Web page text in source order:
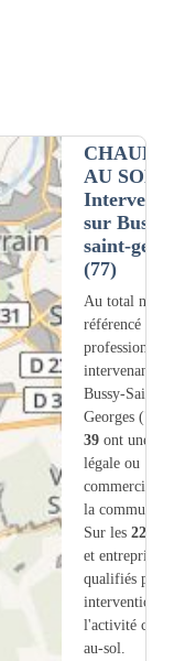
AU SOL
Intervention
sur Bussy-
saint-georges
(77)
Au total nous
référencé
professionnels
intervenant sur
Bussy-Saint-
Georges (77) dont
39ont une
légale ou
commerciale dans
la commune.
Sur les 229
et entreprises
qualifiés pour une
intervention sur
l'activité
au-sol.